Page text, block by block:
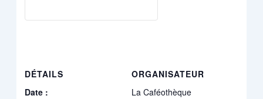
DÉTAILS
Date :
ORGANISATEUR
La Caféothèque